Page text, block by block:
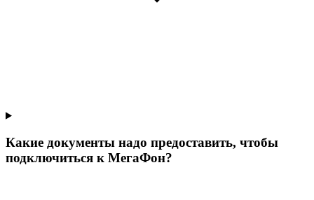
Какие документы надо предоставить, чтобы
подключиться к МегаФон?